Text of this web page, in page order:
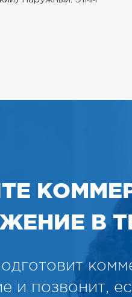
В
и позвонит,